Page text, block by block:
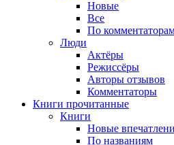
Новые
Все
По
Люди
Актёры
Режиссёры
Авторы отзывов
Комментаторы
Книги прочитанные
Книги
Новые
По названиям